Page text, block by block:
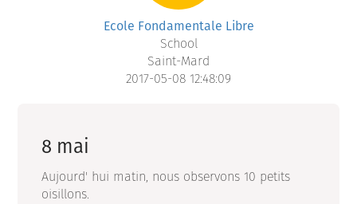
Ecole Fondamentale Libre
School
Saint-Mard
2017-05-08 12:48:09
8 mai
Aujourd' hui matin, nous observons 10 petits
oisillons.